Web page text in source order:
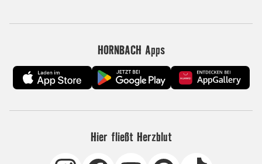
HORNBACH Apps
Hier fließt Herzblut